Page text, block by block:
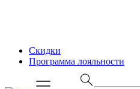
Скидки
Программа лояльности